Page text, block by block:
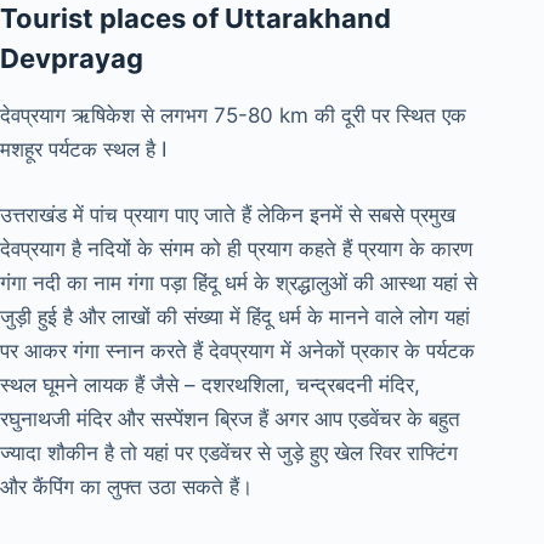
Tourist places of Uttarakhand
Devprayag
देवप्रयाग ऋषिकेश से लगभग 75-80 km की दूरी पर स्थित एक
मशहूर पर्यटक स्थल है I
उत्तराखंड में पांच प्रयाग पाए जाते हैं लेकिन इनमें से सबसे प्रमुख
देवप्रयाग है नदियों के संगम को ही प्रयाग कहते हैं प्रयाग के कारण
गंगा नदी का नाम गंगा पड़ा हिंदू धर्म के श्रद्धालुओं की आस्था यहां से
जुड़ी हुई है और लाखों की संख्या में हिंदू धर्म के मानने वाले लोग यहां
पर आकर गंगा स्नान करते हैं देवप्रयाग में अनेकों प्रकार के पर्यटक
स्थल घूमने लायक हैं जैसे – दशरथशिला, चन्द्रबदनी मंदिर,
रघुनाथजी मंदिर और सस्पेंशन ब्रिज हैं अगर आप एडवेंचर के बहुत
ज्यादा शौकीन है तो यहां पर एडवेंचर से जुड़े हुए खेल रिवर राफ्टिंग
और कैंपिंग का लुफ्त उठा सकते हैं।